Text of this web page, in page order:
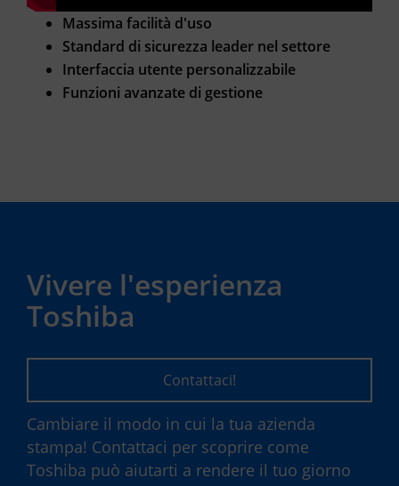
Massima facilità d'uso
Standard di sicurezza leader nel settore
Interfaccia utente personalizzabile
Funzioni avanzate di gestione
Vivere l'esperienza
Toshiba
Contattaci!
Cambiare il modo in cui la tua azienda
stampa! Contattaci per scoprire come
Toshiba può aiutarti a rendere il tuo giorno